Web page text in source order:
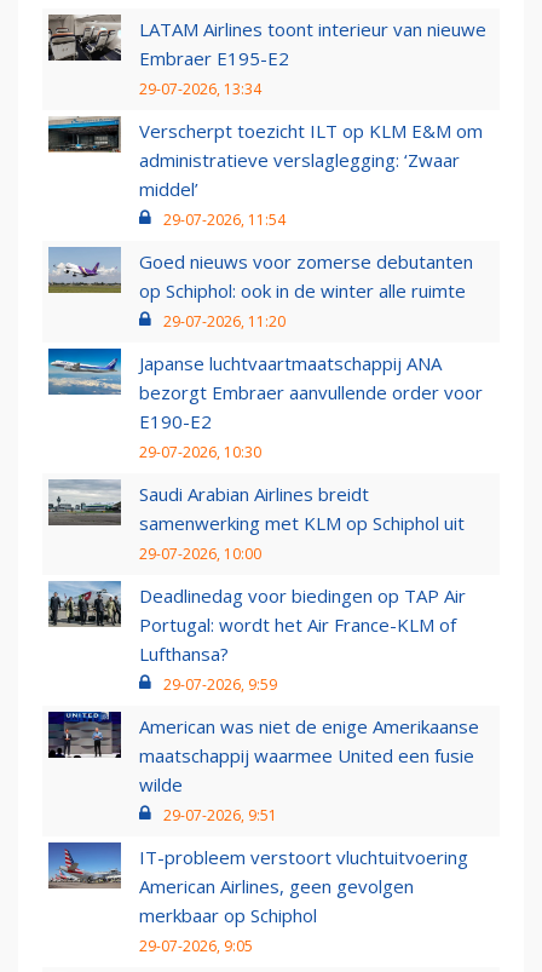
LATAM Airlines toont interieur van nieuwe
Embraer E195-E2
29-07-2026, 13:34
Verscherpt toezicht ILT op KLM E&M om
administratieve verslaglegging: ‘Zwaar
middel’
29-07-2026, 11:54
Goed nieuws voor zomerse debutanten
op Schiphol: ook in de winter alle ruimte
29-07-2026, 11:20
Japanse luchtvaartmaatschappij ANA
bezorgt Embraer aanvullende order voor
E190-E2
29-07-2026, 10:30
Saudi Arabian Airlines breidt
samenwerking met KLM op Schiphol uit
29-07-2026, 10:00
Deadlinedag voor biedingen op TAP Air
Portugal: wordt het Air France-KLM of
Lufthansa?
29-07-2026, 9:59
American was niet de enige Amerikaanse
maatschappij waarmee United een fusie
wilde
29-07-2026, 9:51
IT-probleem verstoort vluchtuitvoering
American Airlines, geen gevolgen
merkbaar op Schiphol
29-07-2026, 9:05